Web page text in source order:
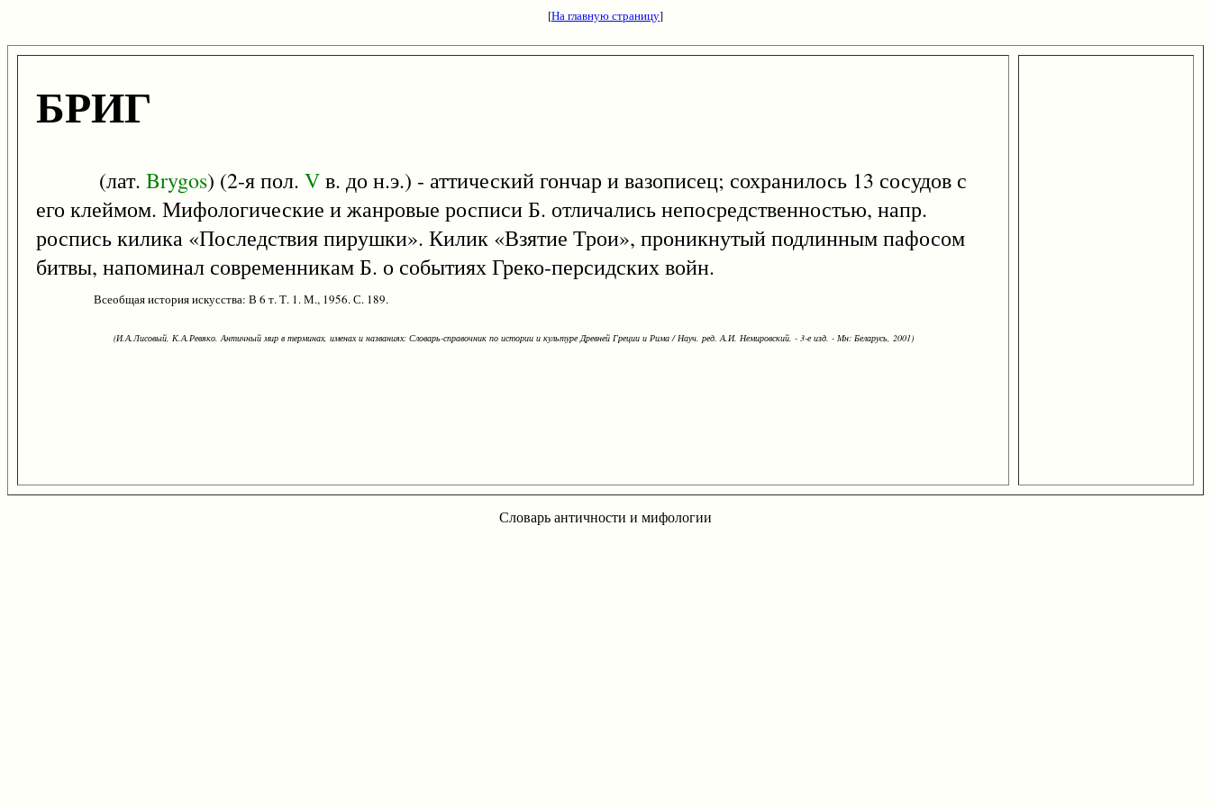
[На главную страницу]
БРИГ
(лат. Brygos) (2-я пол. Vв. до н.э.) - аттический гончар и вазописец; сохранилось 13 сосудов с
его клеймом. Мифологические и жанровые росписи Б. отличались непосредственностью, напр.
роспись килика «Последствия пирушки». Килик «Взятие Трои», проникнутый подлинным пафосом
битвы, напоминал современникам Б. о событиях Греко-персидских войн.
Всеобщая история искусства: В 6 т. Т. 1. М., 1956. С. 189.
(И.А.Лисовый, К.А.Ревяко. Античный мир в терминах, именах и названиях: Словарь-справочник по истории и культуре Древней Греции и Рима / Науч. ред. А.И. Немировский. - 3-е изд. - Мн: Беларусь, 2001)
Словарь античности и мифологии